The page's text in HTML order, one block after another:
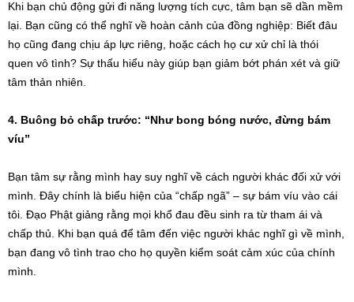
Khi bạn chủ động gửi đi năng lượng tích cực, tâm bạn sẽ dần mềm
lại. Bạn cũng có thể nghĩ về hoàn cảnh của đồng nghiệp: Biết đâu
họ cũng đang chịu áp lực riêng, hoặc cách họ cư xử chỉ là thói
quen vô tình? Sự thấu hiểu này giúp bạn giảm bớt phán xét và giữ
tâm thản nhiên.
4. Buông bỏ chấp trước: “Như bong bóng nước, đừng bám
víu”
Bạn tâm sự rằng mình hay suy nghĩ về cách người khác đối xử với
mình. Đây chính là biểu hiện của “chấp ngã” – sự bám víu vào cái
tôi. Đạo Phật giảng rằng mọi khổ đau đều sinh ra từ tham ái và
chấp thủ. Khi bạn quá để tâm đến việc người khác nghĩ gì về mình,
bạn đang vô tình trao cho họ quyền kiểm soát cảm xúc của chính
mình.